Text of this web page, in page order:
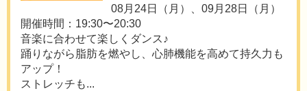
08月24日（月）、09月28日（月）
開催時間：19:30〜20:30
音楽に合わせて楽しくダンス♪
踊りながら脂肪を燃やし、心肺機能を高めて持久力も
アップ！
ストレッチも...